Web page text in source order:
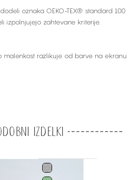
oznaka OEKO-TEX® standard 100
izpolnjujejo zahtevane kriterije.
malenkost razlikuje od barve na ekranu
izdelki